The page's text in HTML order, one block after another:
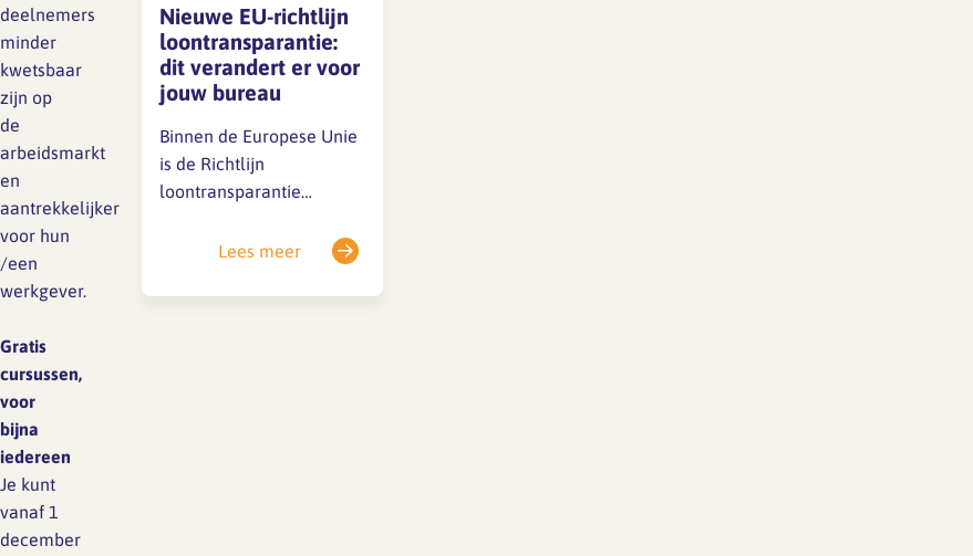
deelnemers
minder
kwetsbaar
zijn op
de
arbeidsmarkt
en
aantrekkelijker
voor hun
/een
werkgever.
Gratis
cursussen,
voor
bijna
iedereen
Je kunt
vanaf 1
december
geen akkoord bereikt.
Vanwege de
vertrouwelijkheid kunnen
we nu geen details delen,
maar we houden je op de
hoogte. 📌 Belangrijke…
Nieuwe EU-richtlijn
loontransparantie:
dit verandert er voor
jouw bureau
Binnen de Europese Unie
is de Richtlijn
loontransparantie
Het doel van deze
inzicht te geven in
Lees meer